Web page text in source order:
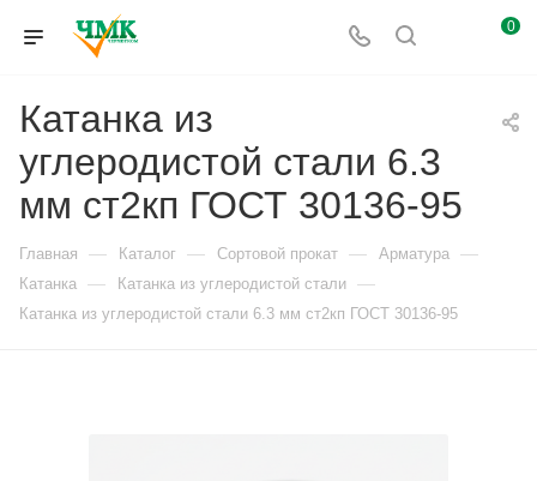
0
Катанка из
углеродистой стали 6.3
мм ст2кп ГОСТ 30136-95
Главная — Каталог — Сортовой прокат — Арматура —
Катанка — Катанка из углеродистой стали —
Катанка из углеродистой стали 6.3 мм ст2кп ГОСТ 30136-95